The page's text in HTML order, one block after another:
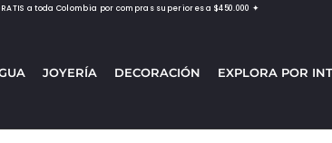
a toda Colombia por compras superiores a $450.000 ✦
JOYERÍA DECORACIÓN EXPLORA POR